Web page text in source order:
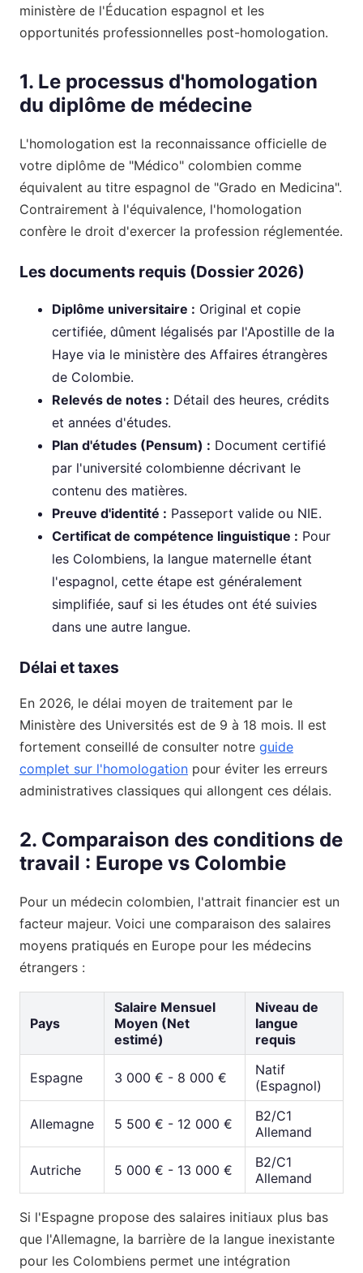
ministère de l'Éducation espagnol et les
opportunités professionnelles post-homologation.
1. Le processus d'homologation
du diplôme de médecine
L'homologation est la reconnaissance officielle de
votre diplôme de "Médico" colombien comme
équivalent au titre espagnol de "Grado en Medicina".
Contrairement à l'équivalence, l'homologation
confère le droit d'exercer la profession réglementée.
Les documents requis (Dossier 2026)
Diplôme universitaire : Original et copie
certifiée, dûment légalisés par l'Apostille de la
Haye via le ministère des Affaires étrangères
de Colombie.
Relevés de notes : Détail des heures, crédits
et années d'études.
Plan d'études (Pensum) : Document certifié
par l'université colombienne décrivant le
contenu des matières.
Preuve d'identité : Passeport valide ou NIE.
Certificat de compétence linguistique : Pour
les Colombiens, la langue maternelle étant
l'espagnol, cette étape est généralement
simplifiée, sauf si les études ont été suivies
dans une autre langue.
Délai et taxes
En 2026, le délai moyen de traitement par le
Ministère des Universités est de 9 à 18 mois. Il est
fortement conseillé de consulter notre guide
complet sur l'homologation pour éviter les erreurs
administratives classiques qui allongent ces délais.
2. Comparaison des conditions de
travail : Europe vs Colombie
Pour un médecin colombien, l'attrait financier est un
facteur majeur. Voici une comparaison des salaires
moyens pratiqués en Europe pour les médecins
étrangers :
Pays
Salaire Mensuel
Moyen (Net
estimé)
Niveau de
langue
requis
Espagne 3 000 € - 8 000 €
Natif
(Espagnol)
Allemagne 5 500 € - 12 000 €
B2/C1
Allemand
Autriche 5 000 € - 13 000 €
B2/C1
Allemand
Si l'Espagne propose des salaires initiaux plus bas
que l'Allemagne, la barrière de la langue inexistante
pour les Colombiens permet une intégration